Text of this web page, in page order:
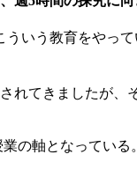
いう教育をやっ
れてきましたが、
の軸となっている。